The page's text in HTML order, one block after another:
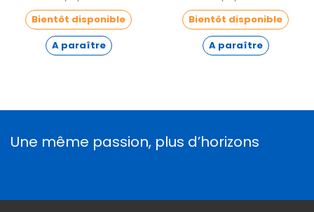
Bientôt disponible
A paraître
Bientôt disponible
A paraître
Une même passion, plus d’horizons